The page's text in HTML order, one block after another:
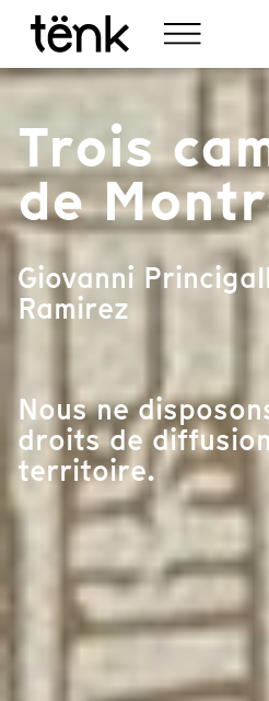
Trois
de
Giovanni
Ramirez
Nous ne
droits de
territoire.